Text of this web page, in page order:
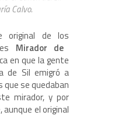
Calvo.
original de los
Mirador de
en que la gente
de Sil emigró a
que se quedaban
mirador, y por
el original